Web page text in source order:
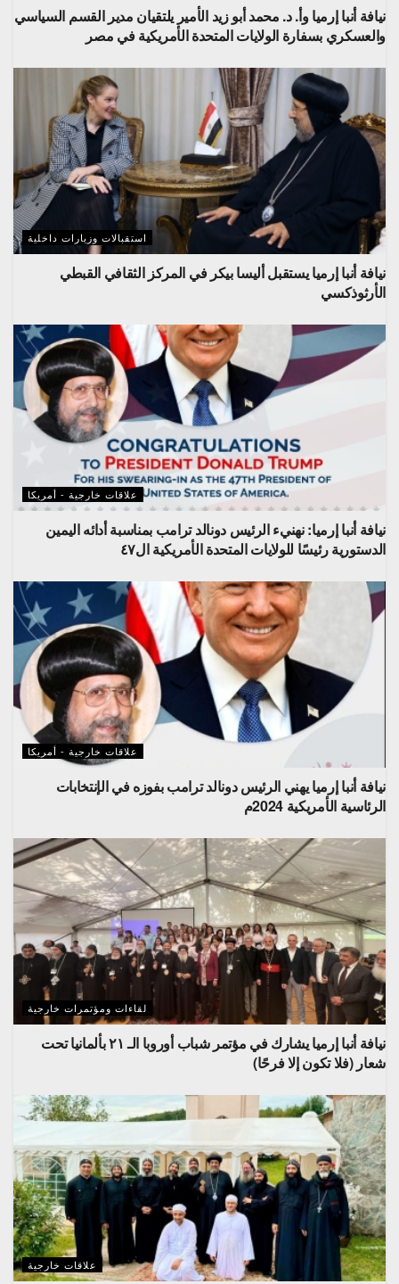
نيافة أنبا إرميا وأ. د. محمد أبو زيد الأمير يلتقيان مدير القسم السياسي
والعسكري بسفارة الولايات المتحدة الأمريكية في مصر
استقبالات وزيارات داخلية
نيافة أنبا إرميا يستقبل أليسا بيكر في المركز الثقافي القبطي
الأرثوذكسي
علاقات خارجية - أمريكا
نيافة أنبا إرميا: نهنيء الرئيس دونالد ترامب بمناسبة أدائه اليمين
الدستورية رئيسًا للولايات المتحدة الأمريكية ال٤٧
علاقات خارجية - أمريكا
نيافة أنبا إرميا يهني الرئيس دونالد ترامب بفوزه في الإنتخابات
الرئاسية الأمريكية 2024م
لقاءات ومؤتمرات خارجية
نيافة أنبا إرميا يشارك في مؤتمر شباب أوروبا الـ ٢١ بألمانيا تحت
شعار (فلا تكون إلا فرحًا)
علاقات خارجية